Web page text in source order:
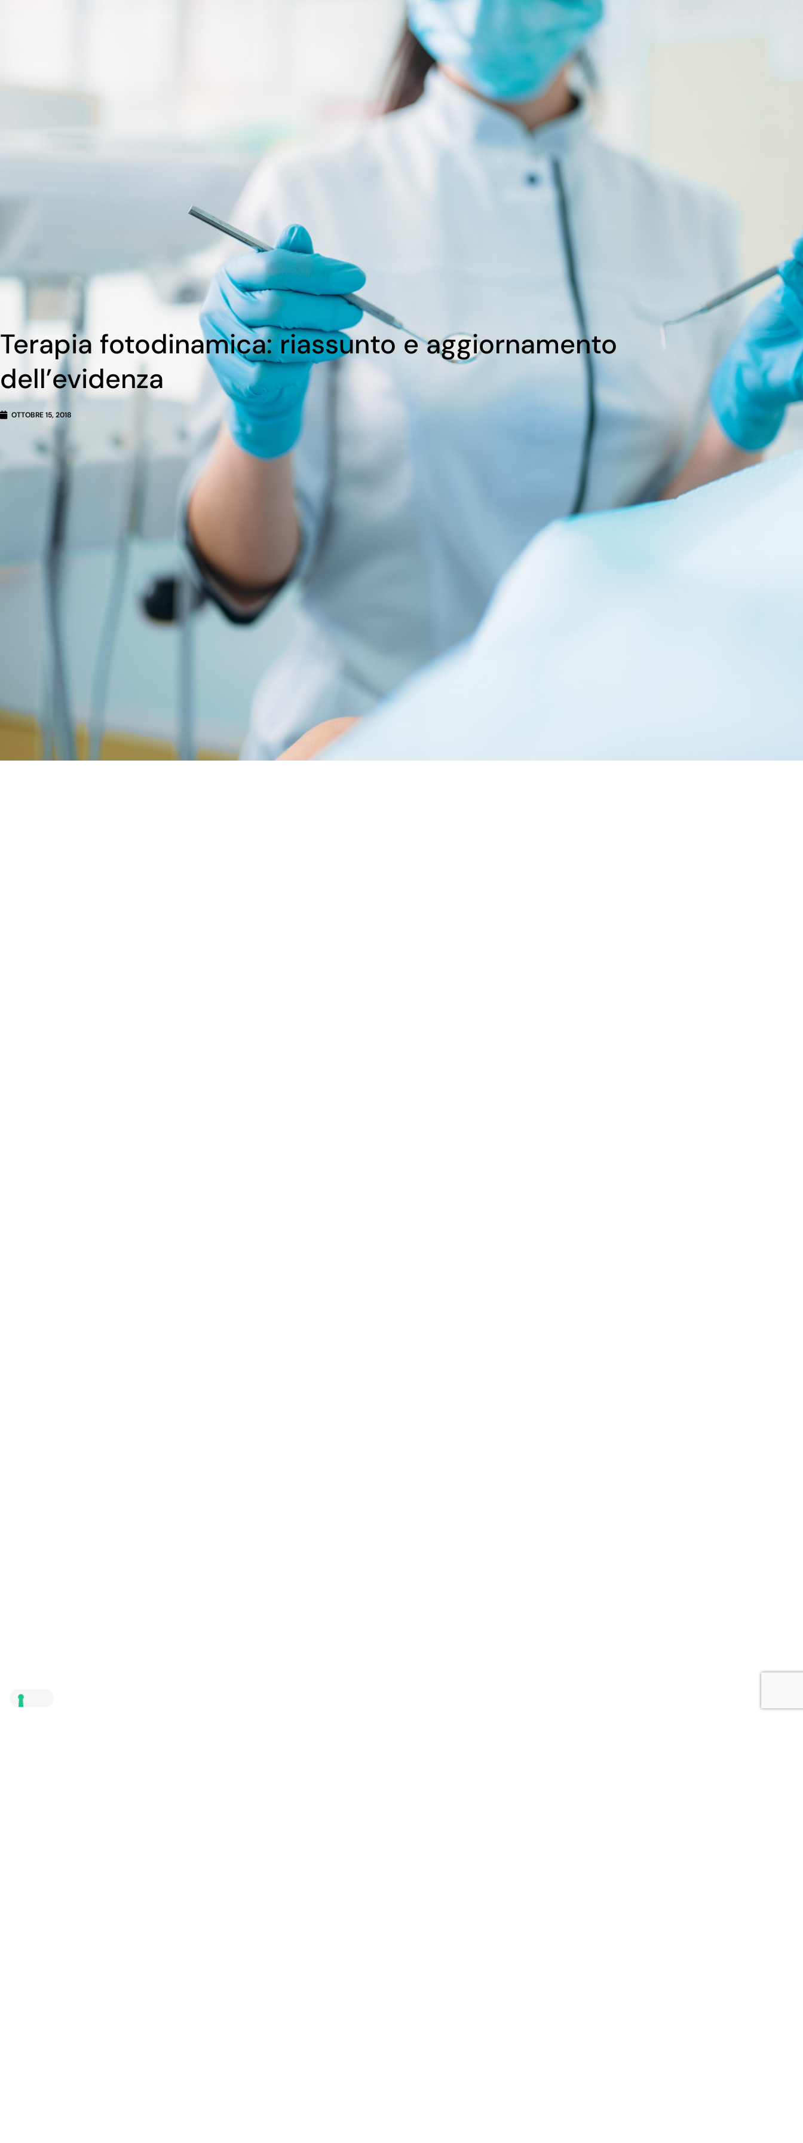
Terapia fotodinamica: riassunto e aggiornamento
dell’evidenza
OTTOBRE 15, 2018